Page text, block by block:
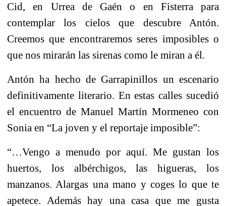
Cid, en Urrea de Gaén o en Fisterra para
contemplar los cielos que descubre Antón.
Creemos que encontraremos seres imposibles o
que nos mirarán las sirenas como le miran a él.
Antón ha hecho de Garrapinillos un escenario
definitivamente literario. En estas calles sucedió
el encuentro de Manuel Martín Mormeneo con
Sonia en “La joven y el reportaje imposible”:
“…Vengo a menudo por aquí. Me gustan los
huertos, los albérchigos, las higueras, los
manzanos. Alargas una mano y coges lo que te
apetece. Además hay una casa que me gusta